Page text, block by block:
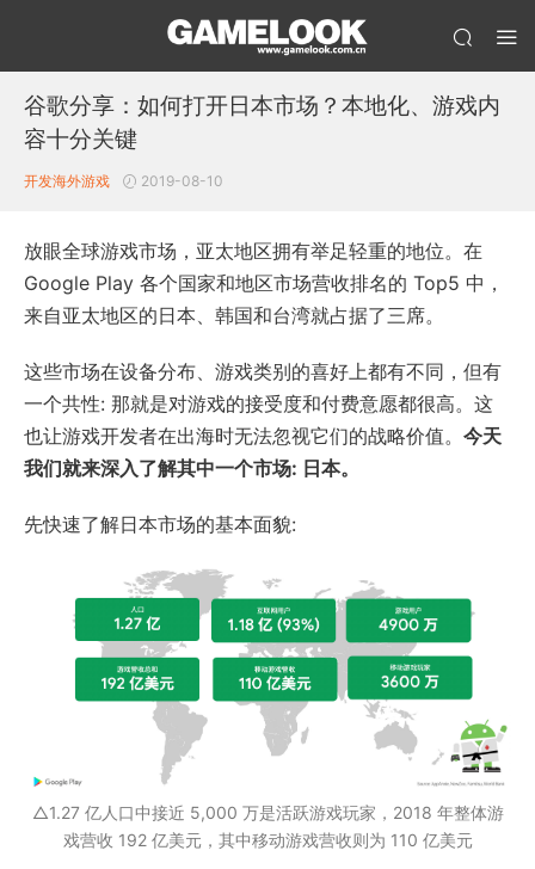
谷歌分享：如何打开日本市场？本地化、游戏内
容十分关键
开发海外游戏 2019-08-10
放眼全球游戏市场，亚太地区拥有举足轻重的地位。在
Google Play 各个国家和地区市场营收排名的 Top5 中，
来自亚太地区的日本、韩国和台湾就占据了三席。
这些市场在设备分布、游戏类别的喜好上都有不同，但有
一个共性: 那就是对游戏的接受度和付费意愿都很高。这
也让游戏开发者在出海时无法忽视它们的战略价值。 今天
我们就来深入了解其中一个市场: 日本。
先快速了解日本市场的基本面貌:
△1.27 亿人口中接近 5,000 万是活跃游戏玩家，2018 年整体游
戏营收 192 亿美元，其中移动游戏营收则为 110 亿美元